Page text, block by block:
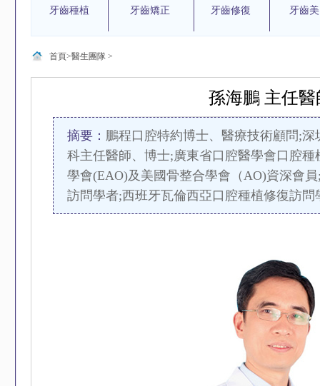
牙齒種植 牙齒矯正 牙齒修復 牙齒
首頁>醫生團隊>
孫海鵬 主任醫
摘要： 鵬程口腔特約博士、醫療技術顧問;
科主任醫師、博士;廣東省口腔醫學會口腔
學會(EAO)及美國骨整合學會（AO)資深會
訪問學者;西班牙瓦倫西亞口腔種植修復訪問